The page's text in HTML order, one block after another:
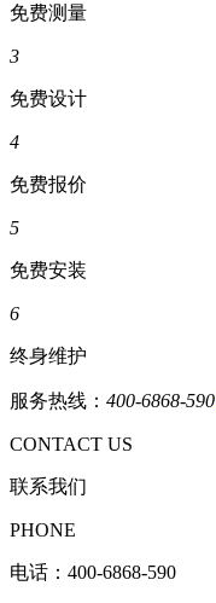
免费测量
3
免费设计
4
免费报价
5
免费安装
6
终身维护
服务热线： 400-6868-590
CONTACT US
联系我们
PHONE
电话： 400-6868-590